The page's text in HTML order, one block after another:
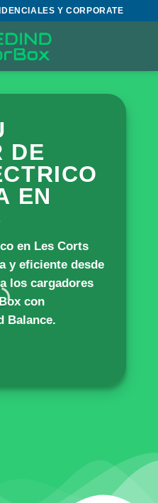
Y CORPORATE
DE
EN
en Les Corts
y eficiente desde
los cargadores
con
Balance.